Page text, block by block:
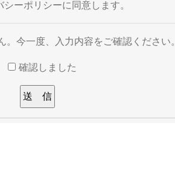
シーポリシーに同意します。
今一度、入力内容をご確認ください。
確認しました